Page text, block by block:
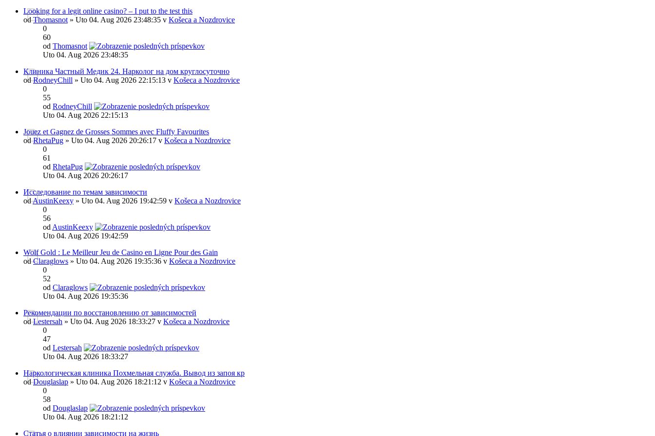
Looking for a legit online casino? – I put to the test this
odThomasnot » Uto 04. Aug 2026 23:48:35 v Košeca a Nozdrovice
0
60
od Thomasnot
Uto 04. Aug 2026 23:48:35
Клиника Частный Медик 24. Нарколог на дом круглосуточно
odRodneyChill » Uto 04. Aug 2026 22:15:13 v Košeca a Nozdrovice
0
55
od RodneyChill
Uto 04. Aug 2026 22:15:13
Jouez et Gagnez de Grosses Sommes avec Fluffy Favourites
odRhetaPug » Uto 04. Aug 2026 20:26:17 v Košeca a Nozdrovice
0
61
od RhetaPug
Uto 04. Aug 2026 20:26:17
Исследование по темам зависимости
odAustinKeexy » Uto 04. Aug 2026 19:42:59 v Košeca a Nozdrovice
0
56
od AustinKeexy
Uto 04. Aug 2026 19:42:59
Wolf Gold : Le Meilleur Jeu de Casino en Ligne Pour des Gain
odClaraglows » Uto 04. Aug 2026 19:35:36 v Košeca a Nozdrovice
0
52
od Claraglows
Uto 04. Aug 2026 19:35:36
Рекомендации по восстановлению от зависимостей
odLestersah » Uto 04. Aug 2026 18:33:27 v Košeca a Nozdrovice
0
47
od Lestersah
Uto 04. Aug 2026 18:33:27
Наркологическая клиника Похмельная служба. Вывод из запоя кр
odDouglaslap » Uto 04. Aug 2026 18:21:12 v Košeca a Nozdrovice
0
58
od Douglaslap
Uto 04. Aug 2026 18:21:12
Статья о влиянии зависимости на жизнь